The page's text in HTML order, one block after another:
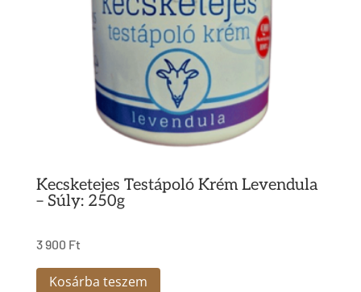
Kecsketejes Testápoló Krém Levendula
– Súly: 250g
3 900 Ft
Kosárba teszem